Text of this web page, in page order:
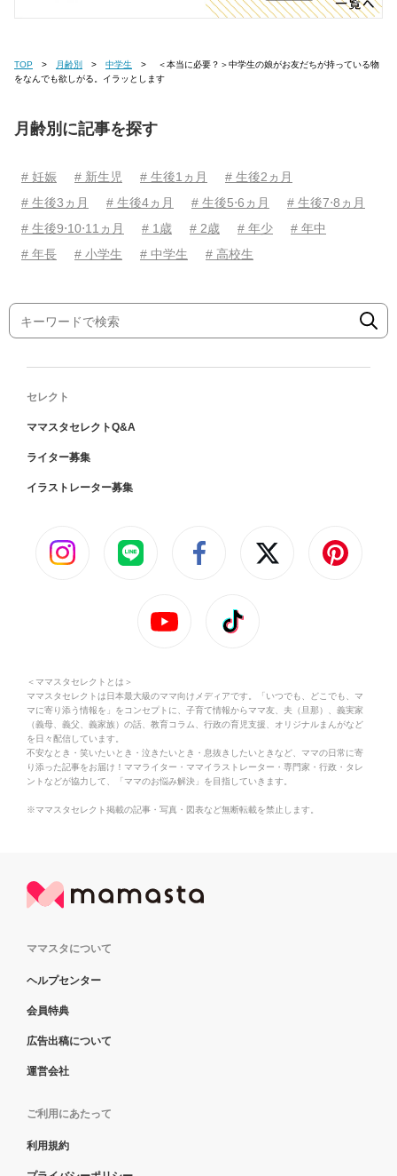
TOP 月齢別 中学生
をなんでも欲しがる。イラッとします
月齢別に記事を探す
# 妊娠 # 新生児 # 生後1ヵ月
# 生後2ヵ月
# 生後3ヵ月
# 生後4ヵ月 # 生後5⋅6ヵ月
# 生後7⋅8ヵ月
# 生後9⋅10⋅11ヵ月
# 1歳 # 2歳 # 年少
# 年中
# 年長
# 小学生 # 中学生 # 高校生
セレクト
ママスタセレクトQ&A
ライター募集
イラストレーター募集
＜ママスタセレクトとは＞
ママスタセレクトは日本最大級のママ向けメディアです。「いつでも、どこでも、マ
マに寄り添う情報を」をコンセプトに、子育て情報からママ友、夫（旦那）、義実家
（義母、義父、義家族）の話、教育コラム、行政の育児支援、オリジナルまんがなど
を日々配信しています。
不安なとき・笑いたいとき・泣きたいとき・息抜きしたいときなど、ママの日常に寄
り添った記事をお届け！ママライター・ママイラストレーター・専門家・行政・タレ
ントなどが協力して、「ママのお悩み解決」を目指していきます。
※ママスタセレクト掲載の記事・写真・図表など無断転載を禁止します。
ママスタについて
ヘルプセンター
会員特典
広告出稿について
運営会社
ご利用にあたって
利用規約